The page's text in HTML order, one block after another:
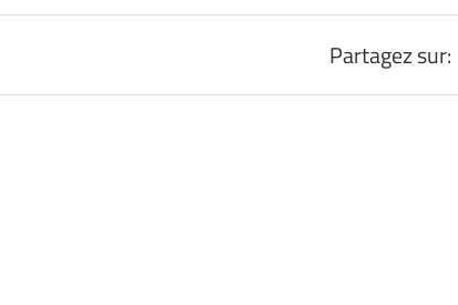
Partagez sur: